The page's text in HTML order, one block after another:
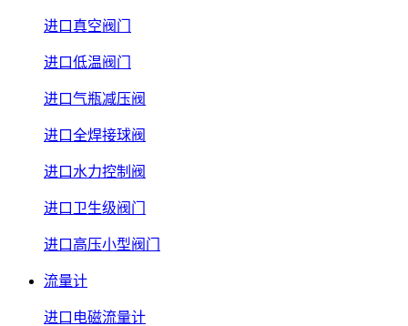
进口真空阀门
进口低温阀门
进口气瓶减压阀
进口全焊接球阀
进口水力控制阀
进口卫生级阀门
进口高压小型阀门
流量计
进口电磁流量计